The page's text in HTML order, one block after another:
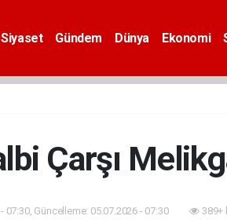
Siyaset Gündem Dünya Ekonomi
Çarşı
07:30, Güncelleme: 05.07.2026 - 07:30 389+